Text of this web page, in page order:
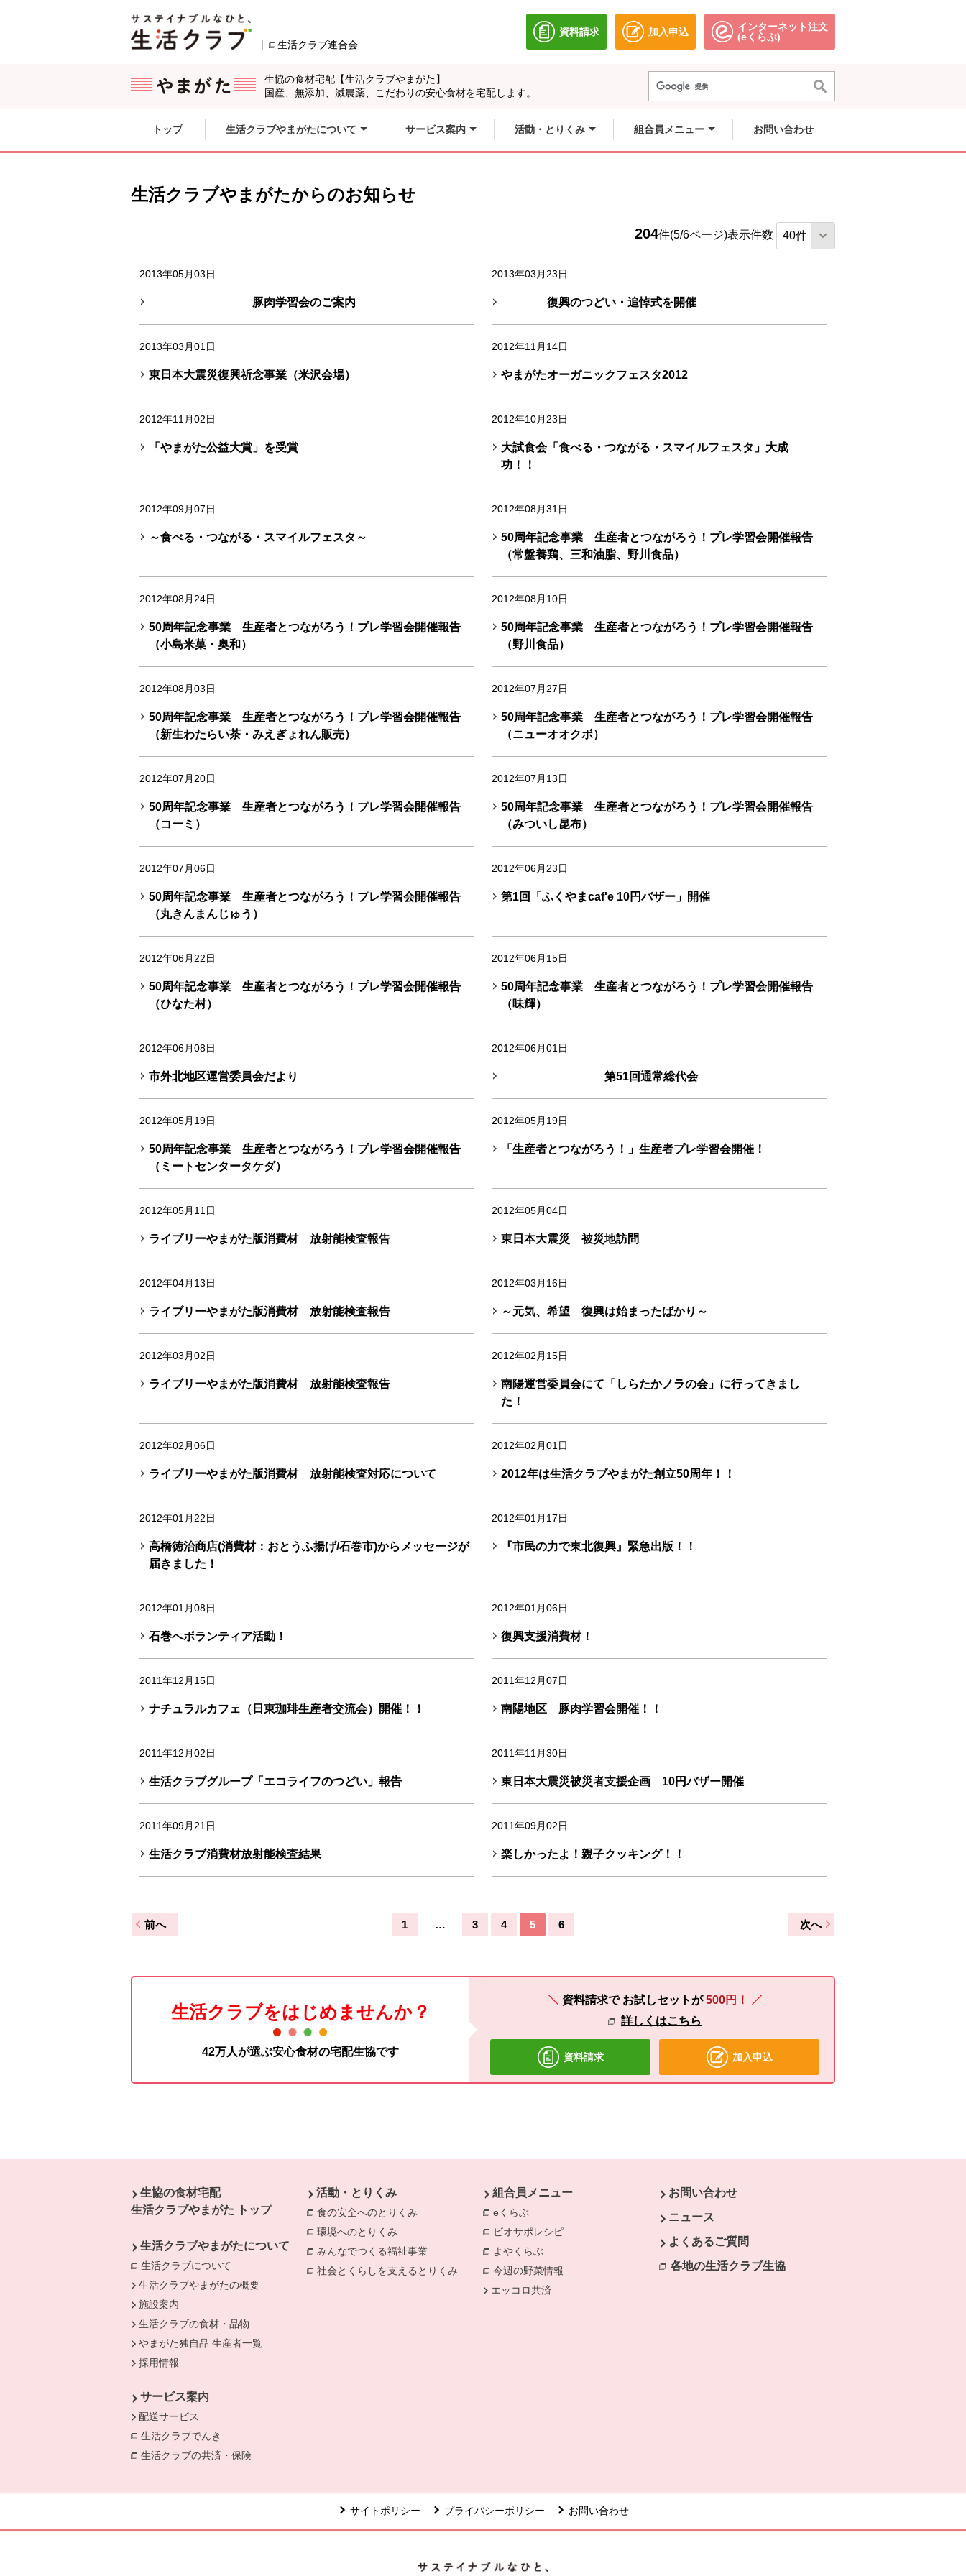
生活クラブ連合会
資料請求
別のウィンドウで開きます。
加入申込
別のウィンドウで開きます。
インターネット注文
(eくらぶ)別のウィンドウで開きます。
生協の食材宅配【生活クラブやまがた】
国産、無添加、減農薬、こだわりの安心食材を宅配します。
ここからサイト内共通メニューです。
サイト内共通メニューをスキップする
トップ 生活クラブやまがたについて サービス案内 活動・とりくみ 組合員メニュー お問い合わせ
生活クラブやまがたからのお知らせ
204件(5/6ページ)表示件数
2013年05月03日
豚肉学習会のご案内
2013年03月23日
復興のつどい・追悼式を開催
2013年03月01日
東日本大震災復興祈念事業（米沢会場）
2012年11月14日
やまがたオーガニックフェスタ2012
2012年11月02日
「やまがた公益大賞」を受賞
2012年10月23日
大試食会「食べる・つながる・スマイルフェスタ」大成
功！！
2012年09月07日
～食べる・つながる・スマイルフェスタ～
2012年08月31日
50周年記念事業 生産者とつながろう！プレ学習会開催報告
（常盤養鶏、三和油脂、野川食品）
2012年08月24日
50周年記念事業 生産者とつながろう！プレ学習会開催報告
（小島米菓・奥和）
2012年08月10日
50周年記念事業 生産者とつながろう！プレ学習会開催報告
（野川食品）
2012年08月03日
50周年記念事業 生産者とつながろう！プレ学習会開催報告
（新生わたらい茶・みえぎょれん販売）
2012年07月27日
50周年記念事業 生産者とつながろう！プレ学習会開催報告
（ニューオオクボ）
2012年07月20日
50周年記念事業 生産者とつながろう！プレ学習会開催報告
（コーミ）
2012年07月13日
50周年記念事業 生産者とつながろう！プレ学習会開催報告
（みついし昆布）
2012年07月06日
50周年記念事業 生産者とつながろう！プレ学習会開催報告
（丸きんまんじゅう）
2012年06月23日
第1回「ふくやまcaf'e 10円バザー」開催
2012年06月22日
50周年記念事業 生産者とつながろう！プレ学習会開催報告
（ひなた村）
2012年06月15日
50周年記念事業 生産者とつながろう！プレ学習会開催報告
（味輝）
2012年06月08日
市外北地区運営委員会だより
2012年06月01日
第51回通常総代会
2012年05月19日
50周年記念事業 生産者とつながろう！プレ学習会開催報告
（ミートセンタータケダ）
2012年05月19日
「生産者とつながろう！」生産者プレ学習会開催！
2012年05月11日
ライブリーやまがた版消費材 放射能検査報告
2012年05月04日
東日本大震災 被災地訪問
2012年04月13日
ライブリーやまがた版消費材 放射能検査報告
2012年03月16日
～元気、希望 復興は始まったばかり～
2012年03月02日
ライブリーやまがた版消費材 放射能検査報告
2012年02月15日
南陽運営委員会にて「しらたかノラの会」に行ってきまし
た！
2012年02月06日
ライブリーやまがた版消費材 放射能検査対応について
2012年02月01日
2012年は生活クラブやまがた創立50周年！！
2012年01月22日
高橋徳治商店(消費材：おとうふ揚げ/石巻市)からメッセージが
届きました！
2012年01月17日
『市民の力で東北復興』緊急出版！！
2012年01月08日
石巻へボランティア活動！
2012年01月06日
復興支援消費材！
2011年12月15日
ナチュラルカフェ（日東珈琲生産者交流会）開催！！
2011年12月07日
南陽地区 豚肉学習会開催！！
2011年12月02日
生活クラブグループ「エコライフのつどい」報告
2011年11月30日
東日本大震災被災者支援企画 10円バザー開催
2011年09月21日
生活クラブ消費材放射能検査結果
2011年09月02日
楽しかったよ！親子クッキング！！
前へ 1 … 3 4 5 6 次へ
生活クラブをはじめませんか？
42万人が選ぶ安心食材の宅配生協です
資料請求でお試しセットが500円！
詳しくはこちら
資料請求 加入申込
生協の食材宅配
生活クラブやまがた トップ
生活クラブやまがたについて
生活クラブについて
別のウィンドウで開きます。
生活クラブやまがたの概要
施設案内
生活クラブの食材・品物
やまがた独自品 生産者一覧
採用情報
サービス案内
配送サービス
生活クラブでんき
生活クラブの共済・保険
活動・とりくみ
食の安全へのとりくみ 別のウィンドウで開きます。
環境へのとりくみ 別のウィンドウで開きます。
みんなでつくる福祉事業 別のウィンドウで開きます。
社会とくらしを支えるとりくみ 別のウィンドウで開きます。
組合員メニュー
eくらぶ
ビオサポレシピ
よやくらぶ 別のウィンドウで開きます。
今週の野菜情報 別のウィンドウで開きます。
エッコロ共済
お問い合わせ
ニュース
よくあるご質問
各地の生活クラブ生協
サイトポリシー プライバシーポリシー お問い合わせ